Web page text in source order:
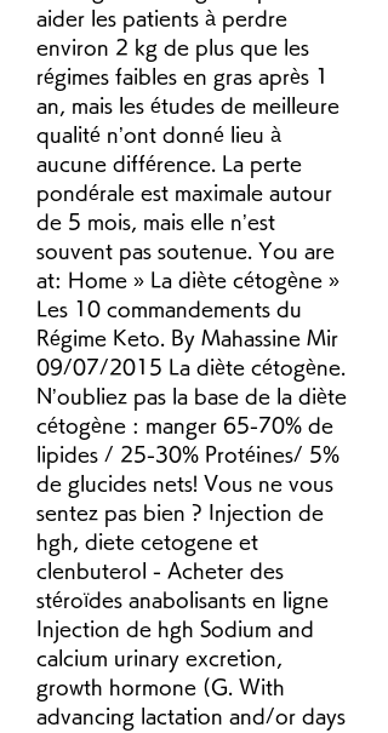
aider les patients à perdre
environ 2 kg de plus que les
régimes faibles en gras après 1
an, mais les études de meilleure
qualité n’ont donné lieu à
aucune différence. La perte
pondérale est maximale autour
de 5 mois, mais elle n’est
souvent pas soutenue. You are
at: Home » La diète cétogène »
Les 10 commandements du
Régime Keto. By Mahassine Mir
09/07/2015 La diète cétogène.
N’oubliez pas la base de la diète
cétogène : manger 65-70% de
lipides / 25-30% Protéines/ 5%
de glucides nets! Vous ne vous
sentez pas bien ? Injection de
hgh, diete cetogene et
clenbuterol - Acheter des
stéroïdes anabolisants en ligne
Injection de hgh Sodium and
calcium urinary excretion,
growth hormone (G. With
advancing lactation and/or days